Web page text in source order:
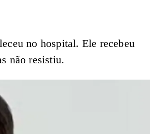
no hospital. Ele recebeu
não resistiu.